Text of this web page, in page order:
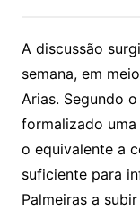
A discussão
semana, em
Arias. Segundo
formalizado
o equivalente a
suficiente para
Palmeiras a